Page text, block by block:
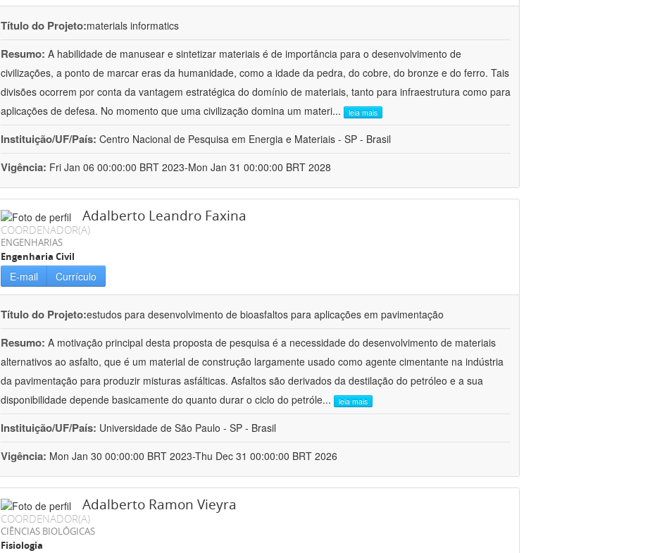
Título do Projeto:materials informatics
Resumo: A habilidade de manusear e sintetizar materiais é de importância para o desenvolvimento de
civilizações, a ponto de marcar eras da humanidade, como a idade da pedra, do cobre, do bronze e do ferro. Tais
divisões ocorrem por conta da vantagem estratégica do domínio de materiais, tanto para infraestrutura como para
aplicações de defesa. No momento que uma civilização domina um materi... leia mais
Instituição/UF/País: Centro Nacional de Pesquisa em Energia e Materiais - SP - Brasil
Vigência: Fri Jan 06 00:00:00 BRT 2023-Mon Jan 31 00:00:00 BRT 2028
Adalberto Leandro Faxina
COORDENADOR(A)
ENGENHARIAS
Engenharia Civil
E-mail Currículo
Título do Projeto:estudos para desenvolvimento de bioasfaltos para aplicações em pavimentação
Resumo: A motivação principal desta proposta de pesquisa é a necessidade do desenvolvimento de materiais
alternativos ao asfalto, que é um material de construção largamente usado como agente cimentante na indústria
da pavimentação para produzir misturas asfálticas. Asfaltos são derivados da destilação do petróleo e a sua
disponibilidade depende basicamente do quanto durar o ciclo do petróle... leia mais
Instituição/UF/País: Universidade de São Paulo - SP - Brasil
Vigência: Mon Jan 30 00:00:00 BRT 2023-Thu Dec 31 00:00:00 BRT 2026
Adalberto Ramon Vieyra
COORDENADOR(A)
CIÊNCIAS BIOLÓGICAS
Fisiologia